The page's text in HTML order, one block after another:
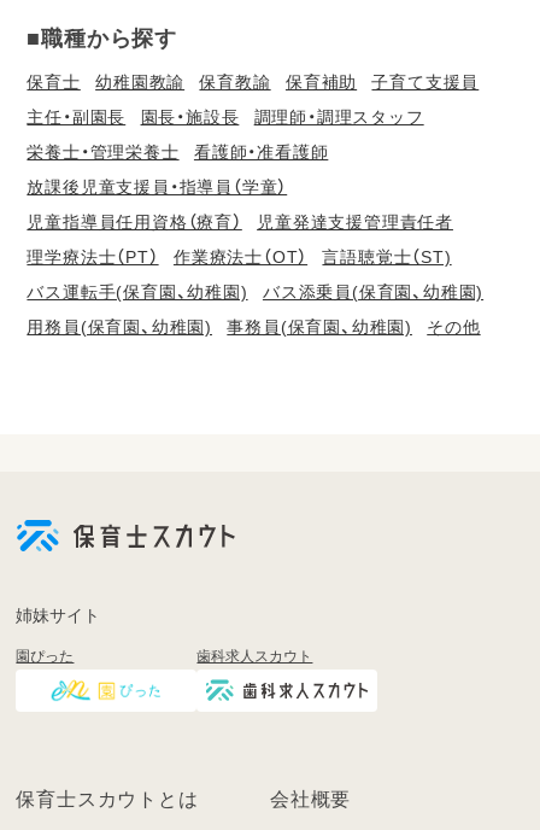
■職種から探す
保育士 幼稚園教諭 保育教諭 保育補助
子育て支援員
主任・副園長
園長・施設長
調理師・調理スタッフ
栄養士・管理栄養士
看護師・准看護師
放課後児童支援員・指導員（学童）
児童指導員任用資格（療育）
児童発達支援管理責任者
理学療法士（PT）
作業療法士（OT）
言語聴覚士（ST)
バス運転手(保育園、幼稚園)
バス添乗員(保育園、幼稚園)
用務員(保育園、幼稚園)
事務員(保育園、幼稚園) その他
登
く
ン
姉妹サイト
園ぴった 歯科求人スカウト
保育士スカウトとは 会社概要